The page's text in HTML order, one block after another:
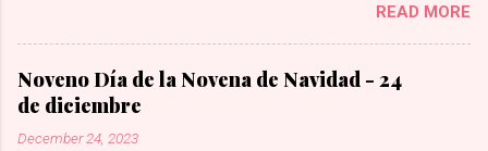
su Corazón a Santa Margarita María de
Alacoque. Su Corazón estaba rodeado de
llamas de amor, coronado de espinas, con una
herida abierta de la cual brotaba sangre y, del
interior de su corazón, salía una cruz. Santa
Margarita escuchó a Nuestro Señor decir: "He
READ MORE
Noveno Día de la Novena de Navidad - 24
de diciembre
December 24, 2023